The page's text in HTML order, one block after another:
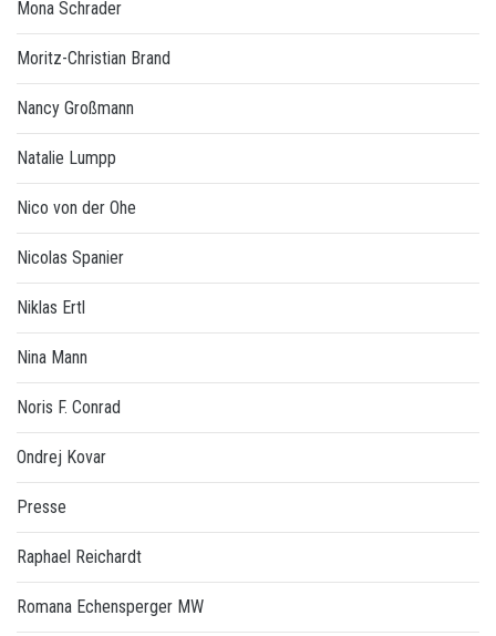
Mona Schrader
Moritz-Christian Brand
Nancy Großmann
Natalie Lumpp
Nico von der Ohe
Nicolas Spanier
Niklas Ertl
Nina Mann
Noris F. Conrad
Ondrej Kovar
Presse
Raphael Reichardt
Romana Echensperger MW